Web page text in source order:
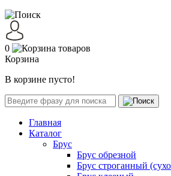
0
Корзина
В корзине пусто!
Главная
Каталог
Брус
Брус обрезной
Брус строганный